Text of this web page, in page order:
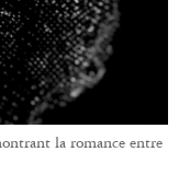
la romance entre